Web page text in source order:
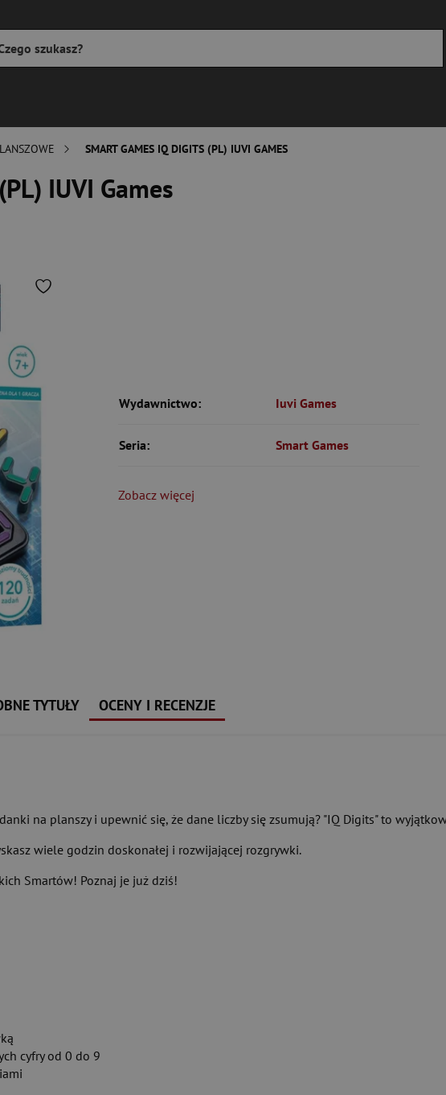
SMART GAMES IQ DIGITS (PL) IUVI GAMES
IUVI Games
Wydawnictwo: Iuvi Games
Seria: Smart Games
Zobacz więcej
TYTUŁY OCENY I RECENZJE
na planszy i upewnić się, że dane liczby się zsumują? "IQ Digits" to
wiele godzin doskonałej i rozwijającej rozgrywki.
Smartów! Poznaj je już dziś!
cyfry od 0 do 9